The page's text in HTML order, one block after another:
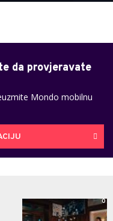
da provjeravate
Mondo mobilnu
0